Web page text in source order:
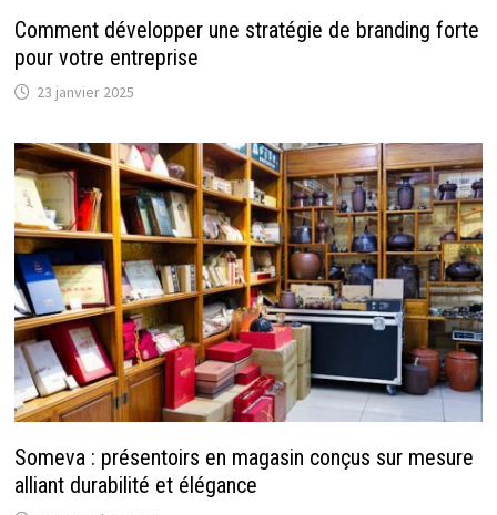
Comment développer une stratégie de branding forte
pour votre entreprise
23 janvier 2025
Someva : présentoirs en magasin conçus sur mesure
alliant durabilité et élégance